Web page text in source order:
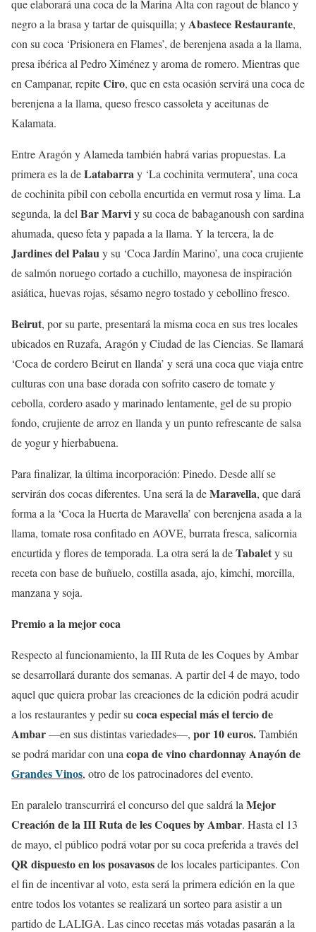
que elaborará una coca de la Marina Alta con ragout de blanco y
negro a la brasa y tartar de quisquilla; yAbastece Restaurante,
con su coca ‘Prisionera en Flames’, de berenjena asada a la llama,
presa ibérica al Pedro Ximénez y aroma de romero. Mientras que
en Campanar, repiteCiro, que en esta ocasión servirá una coca de
berenjena a la llama, queso fresco cassoleta y aceitunas de
Kalamata.
Entre Aragón y Alameda también habrá varias propuestas. La
primera es la deLatabarray ‘La cochinita vermutera’, una coca
de cochinita pibil con cebolla encurtida en vermut rosa y lima. La
segunda, la delBar Marviy su coca de babaganoush con sardina
ahumada, queso feta y papada a la llama. Y la tercera, la de
Jardines del Palauy su ‘Coca Jardín Marino’, una coca crujiente
de salmón noruego cortado a cuchillo, mayonesa de inspiración
asiática, huevas rojas, sésamo negro tostado y cebollino fresco.
Beirut, por su parte, presentará la misma coca en sus tres locales
ubicados en Ruzafa, Aragón y Ciudad de las Ciencias. Se llamará
‘Coca de cordero Beirut en llanda’ y será una coca que viaja entre
culturas con una base dorada con sofrito casero de tomate y
cebolla, cordero asado y marinado lentamente, gel de su propio
fondo, crujiente de arroz en llanda y un punto refrescante de salsa
de yogur y hierbabuena.
Para finalizar, la última incorporación: Pinedo. Desde allí se
servirán dos cocas diferentes. Una será la deMaravella, que dará
forma a la ‘Coca la Huerta de Maravella’ con berenjena asada a la
llama, tomate rosa confitado en AOVE, burrata fresca, salicornia
encurtida y flores de temporada. La otra será la deTabalety su
receta con base de buñuelo, costilla asada, ajo, kimchi, morcilla,
manzana y soja.
Premio a la mejor coca
Respecto al funcionamiento, la III Ruta de les Coques by Ambar
se desarrollará durante dos semanas. A partir del 4 de mayo, todo
aquel que quiera probar las creaciones de la edición podrá acudir
a los restaurantes y pedir sucoca especial más el tercio de
Ambar—en sus distintas variedades—, por 10 euros.También
se podrá maridar con unacopa de vino chardonnay Anayón de
Grandes Vinos, otro de los patrocinadores del evento.
En paralelo transcurrirá el concurso del que saldrá laMejor
Creación de la III Ruta de les Coques by Ambar. Hasta el 13
de mayo, el público podrá votar por su coca preferida a través del
QR dispuesto en los posavasosde los locales participantes. Con
el fin de incentivar al voto, esta será la primera edición en la que
entre todos los votantes se realizará un sorteo para asistir a un
partido de LALIGA. Las cinco recetas más votadas pasarán a la